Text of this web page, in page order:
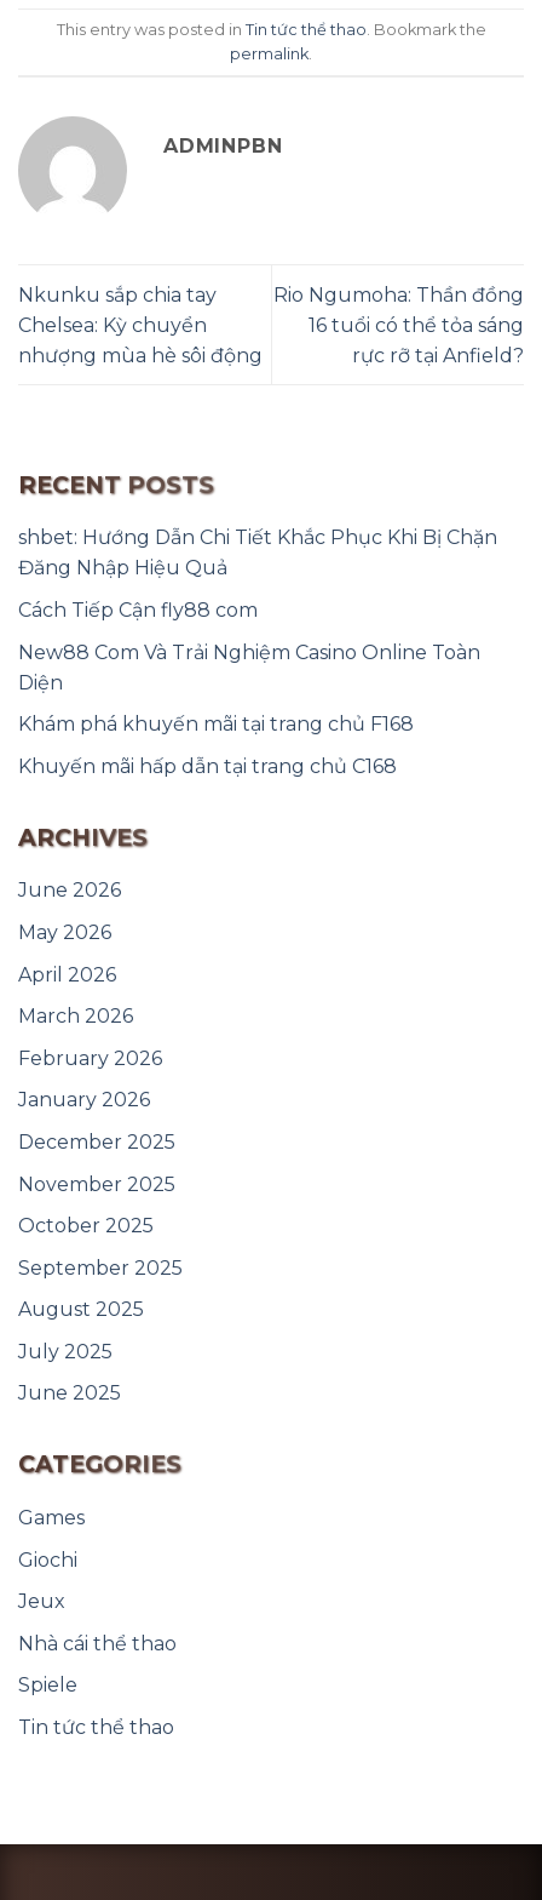
This entry was posted in Tin tức thể thao . Bookmark the
permalink
ADMINPBN
Nkunku sắp chia tay
Chelsea: Kỳ chuyển
nhượng mùa hè sôi động
Rio Ngumoha: Thần đồng
16 tuổi có thể tỏa sáng
rực rỡ tại Anfield?
RECENT POSTS
shbet: Hướng Dẫn Chi Tiết Khắc Phục Khi Bị Chặn
Đăng Nhập Hiệu Quả
Cách Tiếp Cận fly88 com
New88 Com Và Trải Nghiệm Casino Online Toàn
Diện
Khám phá khuyến mãi tại trang chủ F168
Khuyến mãi hấp dẫn tại trang chủ C168
ARCHIVES
June 2026
May 2026
April 2026
March 2026
February 2026
January 2026
December 2025
November 2025
October 2025
September 2025
August 2025
July 2025
June 2025
CATEGORIES
Games
Giochi
Jeux
Nhà cái thể thao
Spiele
Tin tức thể thao